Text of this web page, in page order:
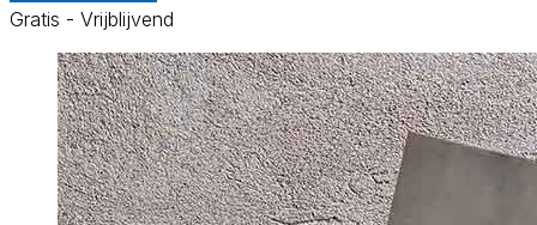
Gratis - Vrijblijvend